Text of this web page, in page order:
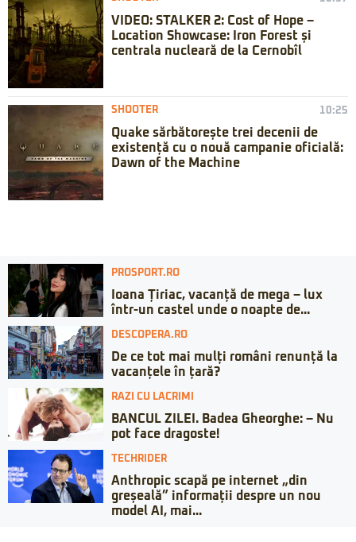
VIDEO: STALKER 2: Cost of Hope –
Location Showcase: Iron Forest și
centrala nucleară de la Cernobîl
SHOOTER 10:25
Quake sărbătorește trei decenii de
existență cu o nouă campanie oficială:
Dawn of the Machine
PROSPORT.RO
Ioana Țiriac, vacanță de mega – lux
într-un castel unde o noapte de...
DESCOPERA.RO
De ce tot mai mulți români renunță la
vacanțele în țară?
RAZI CU LACRIMI
BANCUL ZILEI. Badea Gheorghe: – Nu
pot face dragoste!
TECHRIDER
Anthropic scapă pe internet „din
greșeală” informații despre un nou
model AI, mai...